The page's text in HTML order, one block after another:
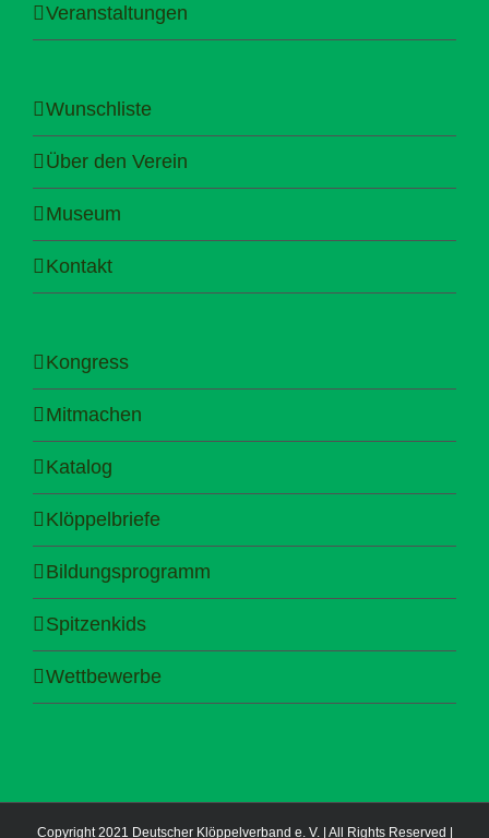
Veranstaltungen
Wunschliste
Über den Verein
Museum
Kontakt
Kongress
Mitmachen
Katalog
Klöppelbriefe
Bildungsprogramm
Spitzenkids
Wettbewerbe
Copyright 2021 Deutscher Klöppelverband e. V. | All Rights Reserved |